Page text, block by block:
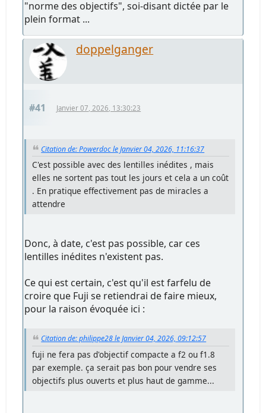
"norme des objectifs", soi-disant dictée par le
plein format ...
doppelganger
#41 Janvier 07, 2026, 13:30:23
Citation de: Powerdoc le Janvier 04, 2026, 11:16:37
C'est possible avec des lentilles inédites , mais
elles ne sortent pas tout les jours et cela a un coût
. En pratique effectivement pas de miracles a
attendre
Donc, à date, c'est pas possible, car ces
lentilles inédites n'existent pas.
Ce qui est certain, c'est qu'il est farfelu de
croire que Fuji se retiendrai de faire mieux,
pour la raison évoquée ici :
Citation de: philippe28 le Janvier 04, 2026, 09:12:57
fuji ne fera pas d'objectif compacte a f2 ou f1.8
par exemple. ça serait pas bon pour vendre ses
objectifs plus ouverts et plus haut de gamme...